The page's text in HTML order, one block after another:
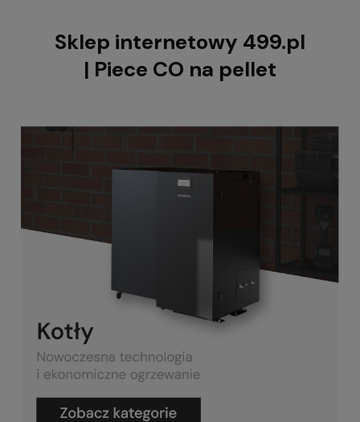
Sklep internetowy 499.pl
| Piece CO na pellet